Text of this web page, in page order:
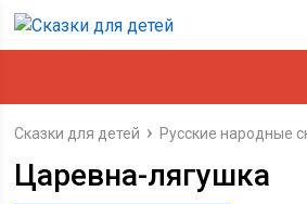
Сказки для детей Русские народные
Царевна-лягушка